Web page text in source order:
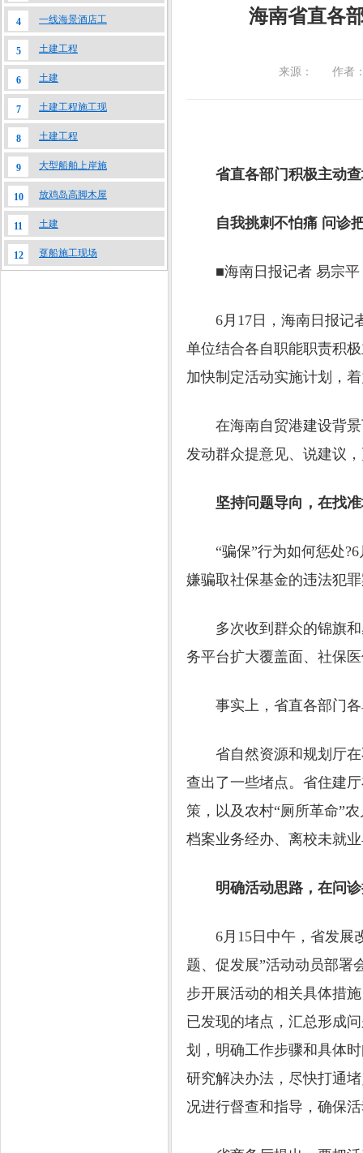
4 一线海景酒店工
5 土建工程
6 土建
7 土建工程施工现
8 土建工程
9 大型船舶上岸施
10 放鸡岛高脚木屋
11 土建
12 趸船施工现场
海南省直各
来源： 作者
省直各部门积极主动查
自我挑刺不怕痛 问诊
■海南日报记者 易宗平
6月17日，海南日报记者
单位结合各自职能职责积
加快制定活动实施计划，
在海南自贸港建设背景
发动群众提意见、说建议
坚持问题导向，在找
“骗保”行为如何惩处?6
嫌骗取社保基金的违法犯
多次收到群众的锦旗和
务平台扩大覆盖面、社保
事实上，省直各部门各
省自然资源和规划厅在
查出了一些堵点。省住建
策，以及农村“厕所革命”
档案业务经办、离校未就
明确活动思路，在问
6月15日中午，省发展改
题、促发展”活动动员部署
步开展活动的相关具体措
已发现的堵点，汇总形成
划，明确工作步骤和具体
研究解决办法，尽快打通
况进行督查和指导，确保